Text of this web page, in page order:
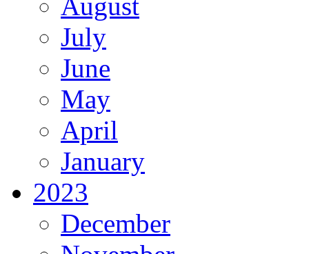
July
June
May
April
January
2023
December